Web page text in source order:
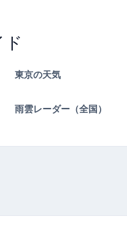
ド
東京の天気
雨雲レーダー（全国）